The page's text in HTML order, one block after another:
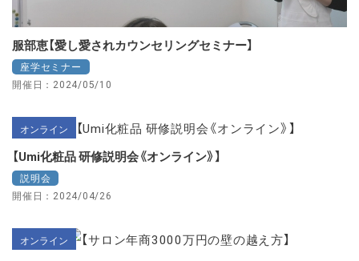
服部恵【愛し愛されカウンセリングセミナー】
座学セミナー
開催日：2024/05/10
オンライン
【Umi化粧品 研修説明会《オンライン》】
説明会
開催日：2024/04/26
オンライン